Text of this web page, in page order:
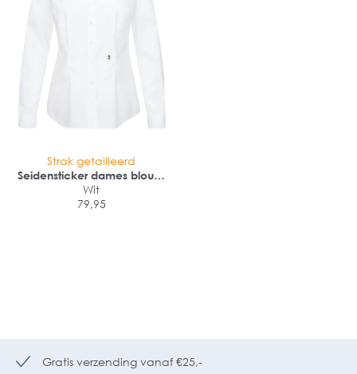
Strak getailleerd
Seidensticker dames blouse
slim fit
Wit
79,95
Gratis verzending vanaf €25,-